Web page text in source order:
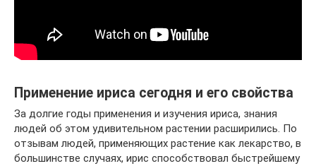
Применение ириса сегодня и его свойства
За долгие годы применения и изучения ириса, знания
людей об этом удивительном растении расширились. По
отзывам людей, применяющих растение как лекарство, в
большинстве случаях, ирис способствовал быстрейшему